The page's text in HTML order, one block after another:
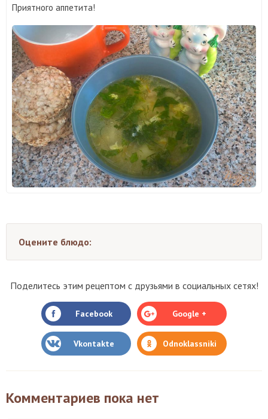
Приятного аппетита!
Оцените блюдо:
Поделитесь этим рецептом с друзьями в социальных сетях!
Facebook Google +
Vkontakte Odnoklassniki
Комментариев пока нет